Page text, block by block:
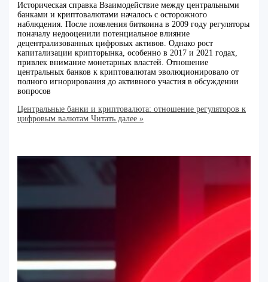
Историческая справка Взаимодействие между центральными
банками и криптовалютами началось с осторожного
наблюдения. После появления биткоина в 2009 году регуляторы
поначалу недооценили потенциальное влияние
децентрализованных цифровых активов. Однако рост
капитализации крипторынка, особенно в 2017 и 2021 годах,
привлек внимание монетарных властей. Отношение
центральных банков к криптовалютам эволюционировало от
полного игнорирования до активного участия в обсуждении
вопросов
Центральные банки и криптовалюта: отношение регуляторов к
цифровым валютам Читать далее »